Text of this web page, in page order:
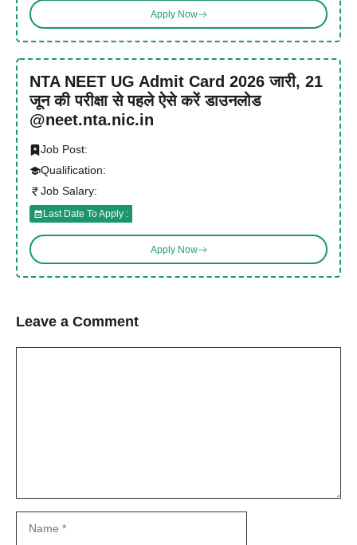
Apply Now
NTA NEET UG Admit Card 2026 जारी, 21
जून की परीक्षा से पहले ऐसे करें डाउनलोड
@neet.nta.nic.in
Job Post:
Qualification:
Job Salary:
Last Date To Apply :
Apply Now
Leave a Comment